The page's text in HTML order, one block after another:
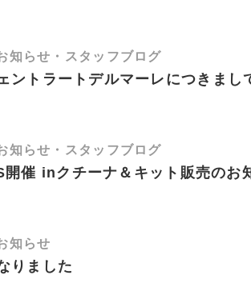
知らせ・スタッフブログ
ントラートデルマーレにつきまし
知らせ・スタッフブログ
開催 inクチーナ＆キット販売のお
知らせ
りました